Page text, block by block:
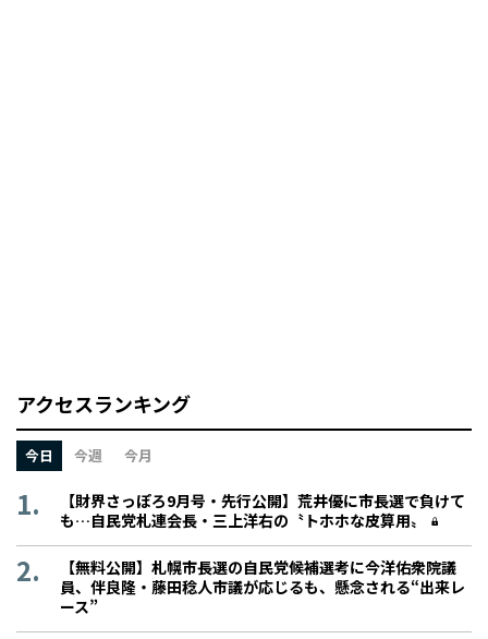
アクセスランキング
今日 今週 今月
【財界さっぽろ9月号・先行公開】荒井優に市長選で負けて
も…自民党札連会長・三上洋右の〝トホホな皮算用〟
【無料公開】札幌市長選の自民党候補選考に今洋佑衆院議
員、伴良隆・藤田稔人市議が応じるも、懸念される“出来レ
ース”